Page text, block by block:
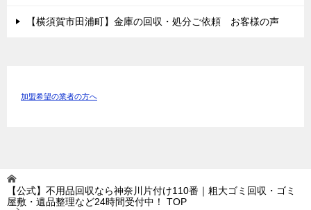
【横須賀市田浦町】金庫の回収・処分ご依頼 お客様の声
加盟希望の業者の方へ
【公式】不用品回収なら神奈川片付け110番｜粗大ゴミ回収・ゴミ
屋敷・遺品整理など24時間受付中！
TOP